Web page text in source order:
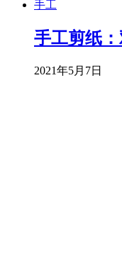
手工
手工剪纸
2021年5月7日